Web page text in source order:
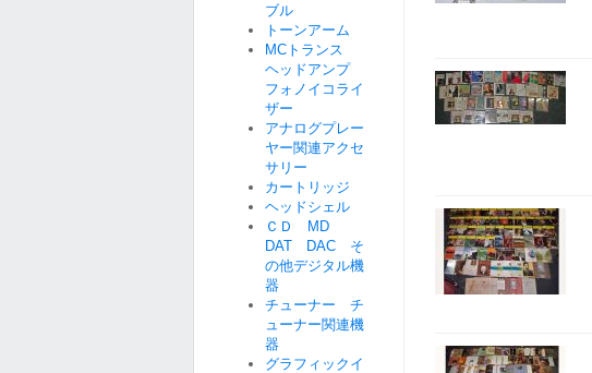
ブル
トーンアーム
MCトランス
ヘッドアンプ
フォノイコライ
ザー
アナログプレー
ヤー関連アクセ
サリー
カートリッジ
ヘッドシェル
ＣＤ MD
DAT DAC そ
の他デジタル機
器
チューナー チ
ューナー関連機
器
グラフィックイ